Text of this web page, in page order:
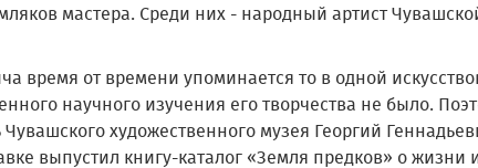
мастера. Среди них - народный артист
время от времени упоминается то в одной
научного изучения его творчества не было.
художественного музея Георгий
выпустил книгу-каталог «Земля предков» о жизни